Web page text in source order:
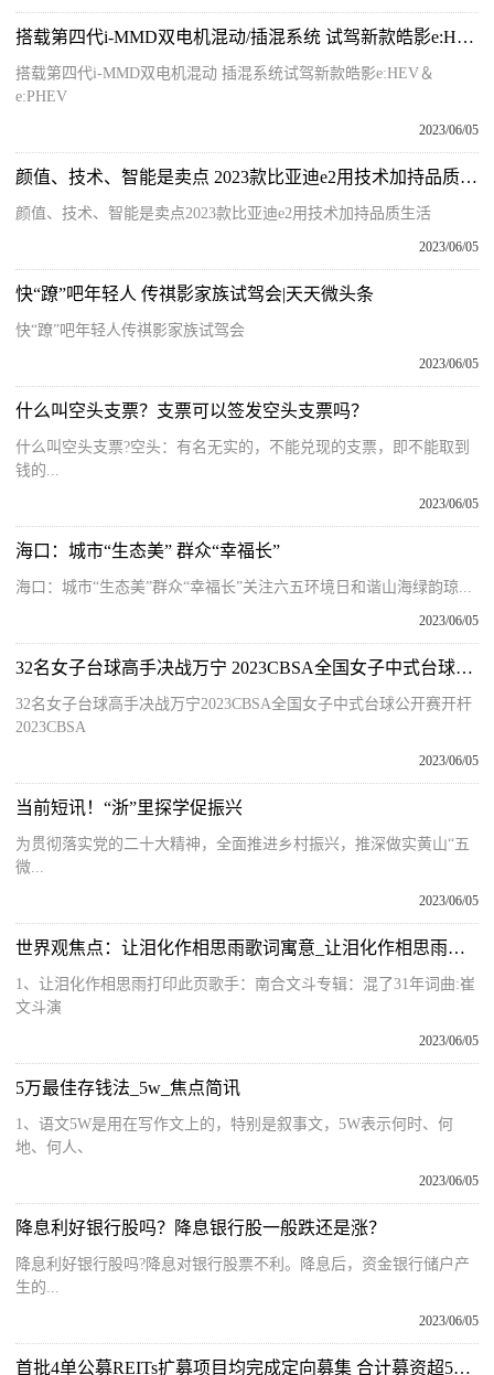
搭载第四代i-MMD双电机混动/插混系统 试驾新款皓影e:HEV＆e:PHEV|当前资讯
搭载第四代i-MMD双电机混动 插混系统试驾新款皓影e:HEV＆
e:PHEV
2023/06/05
颜值、技术、智能是卖点 2023款比亚迪e2用技术加持品质生活
颜值、技术、智能是卖点2023款比亚迪e2用技术加持品质生活
2023/06/05
快“蹽”吧年轻人 传祺影家族试驾会|天天微头条
快“蹽”吧年轻人传祺影家族试驾会
2023/06/05
什么叫空头支票？支票可以签发空头支票吗？
什么叫空头支票?空头：有名无实的，不能兑现的支票，即不能取到
钱的...
2023/06/05
海口：城市“生态美” 群众“幸福长”
海口：城市“生态美”群众“幸福长”关注六五环境日和谐山海绿韵琼...
2023/06/05
32名女子台球高手决战万宁 2023CBSA全国女子中式台球公开赛开杆 快看
32名女子台球高手决战万宁2023CBSA全国女子中式台球公开赛开杆
2023CBSA
2023/06/05
当前短讯！“浙”里探学促振兴
为贯彻落实党的二十大精神，全面推进乡村振兴，推深做实黄山“五
微...
2023/06/05
世界观焦点：让泪化作相思雨歌词寓意_让泪化作相思雨歌词
1、让泪化作相思雨打印此页歌手：南合文斗专辑：混了31年词曲:崔
文斗演
2023/06/05
5万最佳存钱法_5w_焦点简讯
1、语文5W是用在写作文上的，特别是叙事文，5W表示何时、何
地、何人、
2023/06/05
降息利好银行股吗？降息银行股一般跌还是涨？
降息利好银行股吗?降息对银行股票不利。降息后，资金银行储户产
生的...
2023/06/05
首批4单公募REITs扩募项目均完成定向募集 合计募资超50亿元 天天快消息